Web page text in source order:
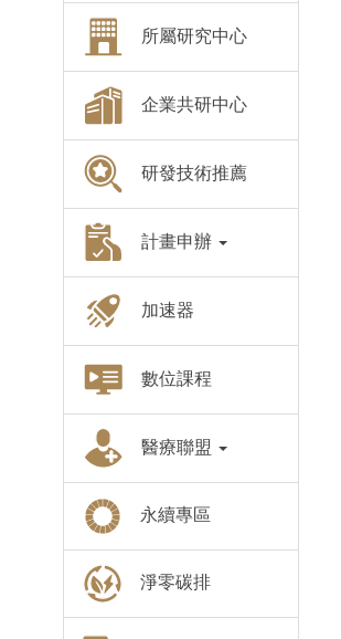
所屬研究中心
企業共研中心
研發技術推薦
計畫申辦
加速器
數位課程
醫療聯盟
永續專區
淨零碳排